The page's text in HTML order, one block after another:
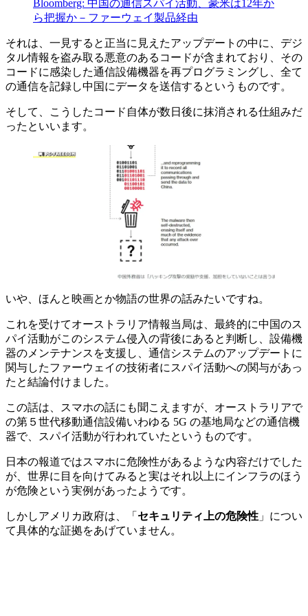
Bloomberg: 中国の通信スパイ活動、豪米は12年か
ら把握か－ファーウェイ製品経由
それは、一見すると正当に見えたアップデートの中に、デジ
タル情報を盗み取る悪意のあるコードが含まれており、その
コードに感染した通信設備機器を再プログラミングし、全て
の通信を記録し中国にデータを送信するというものです。
そして、こうしたコード自体が数日後に抹消される仕組みだ
ったといいます。
いや、ほんと映画とか物語の世界の話みたいですね。
これを受けてオーストラリア情報当局は、最終的に中国のス
パイ活動がこのシステム侵入の背後にあると判断し、設備機
器のメンテナンスを支援し、通信システムのアップデートに
関与したファーウェイの技術者にスパイ活動への関与があっ
たと結論付けました。
この話は、スマホの話にも聞こえますが、オーストラリアで
の第５世代移動通信設備いわゆる 5G の基地局などの通信機
器で、スパイ活動が行われていたというものです。
日本の報道ではスマホに危険性があるような内容だけでした
が、世界に目を向けてみると実はそれ以上にインフラのほう
が危険という実例があったようです。
しかしアメリカ政府は、「 セキュリティ上の危険性 」につい
て具体的な証拠をあげていません。